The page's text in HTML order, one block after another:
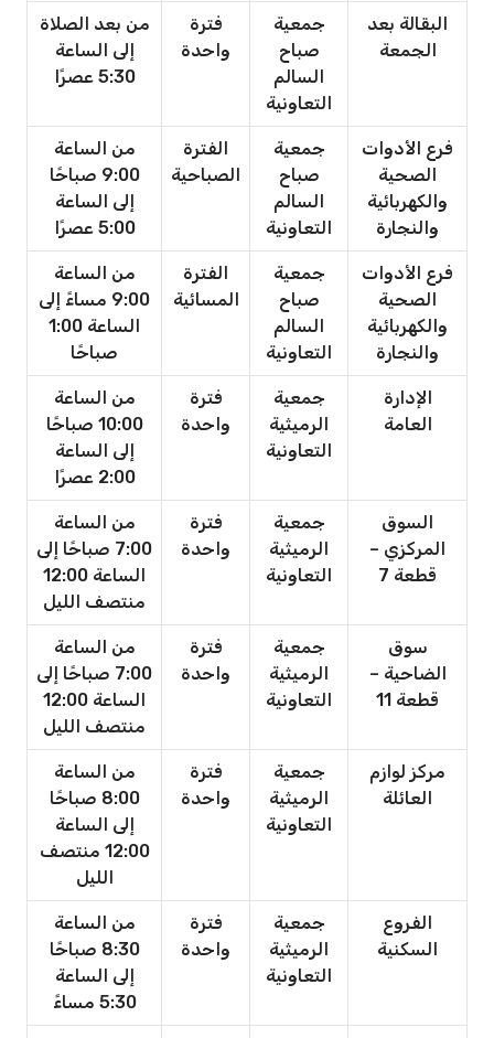
البقالة بعد
الجمعة
جمعية
صباح
السالم
التعاونية
فترة
واحدة
من بعد الصلاة
إلى الساعة
5:30 عصرًا
فرع الأدوات
الصحية
والكهربائية
والنجارة
جمعية
صباح
السالم
التعاونية
الفترة
الصباحية
من الساعة
9:00 صباحًا
إلى الساعة
5:00 عصرًا
فرع الأدوات
الصحية
والكهربائية
والنجارة
جمعية
صباح
السالم
التعاونية
الفترة
المسائية
من الساعة
9:00 مساءً إلى
الساعة 1:00
صباحًا
الإدارة
العامة
جمعية
الرميثية
التعاونية
فترة
واحدة
من الساعة
10:00 صباحًا
إلى الساعة
2:00 عصرًا
السوق
المركزي –
قطعة 7
جمعية
الرميثية
التعاونية
فترة
واحدة
من الساعة
7:00 صباحًا إلى
الساعة 12:00
منتصف الليل
سوق
الضاحية –
قطعة 11
جمعية
الرميثية
التعاونية
فترة
واحدة
من الساعة
7:00 صباحًا إلى
الساعة 12:00
منتصف الليل
مركز لوازم
العائلة
جمعية
الرميثية
التعاونية
فترة
واحدة
من الساعة
8:00 صباحًا
إلى الساعة
12:00 منتصف
الليل
الفروع
السكنية
جمعية
الرميثية
التعاونية
فترة
واحدة
من الساعة
8:30 صباحًا
إلى الساعة
5:30 مساءً